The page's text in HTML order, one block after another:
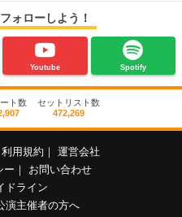
ォローしよう！
Youtube Spotify
ト数
セットリスト数
472,269
利用規約
運営会社
ー
お問い合わせ
ドライン
演主催者の方へ